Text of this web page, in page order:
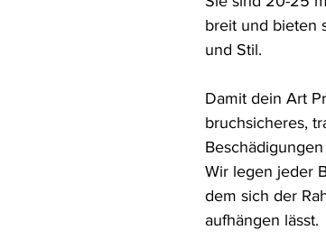
breit und bieten
und Stil.
Damit dein Art
bruchsicheres,
Wir legen jeder
dem sich der
aufhängen lässt.